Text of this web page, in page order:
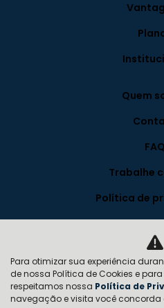
Quem
FAQ
Trabalhe
Política de
Para otimizar sua experiência
de nossa Política de Cookies e
respeitamos nossa Política de
navegação e visita você concorda